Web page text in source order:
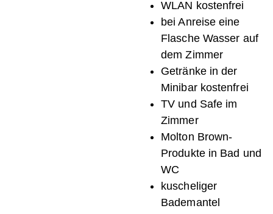
WLAN kostenfrei
bei Anreise eine
Flasche Wasser auf
dem Zimmer
Getränke in der
Minibar kostenfrei
TV und Safe im
Zimmer
Molton Brown-
Produkte in Bad und
WC
kuscheliger
Bademantel